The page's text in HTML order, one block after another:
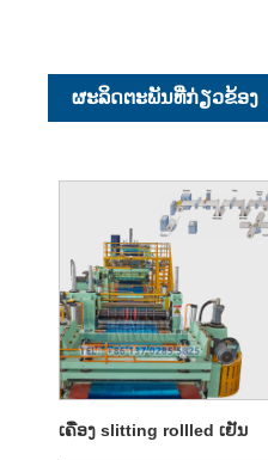
ຜະ​ລິດ​ຕະ​ພັນ​ທີ່​ກ່ຽວ​ຂ້ອງ
ເຄື່ອງ slitting rollled ເຢັນ